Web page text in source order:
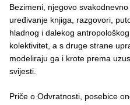
Bezimeni, njegovo
uređivanje knjiga, razgovori,
hladnog i dalekog
kolektivitet, a s druge strane
modeliraju ga i krote prema
svijesti.
Priče o Odvratnosti, posebice